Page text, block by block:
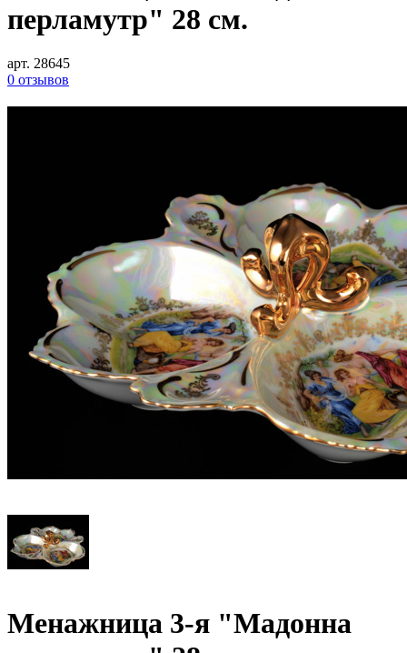
перламутр" 28 см.
арт. 28645
0 отзывов
Менажница 3-я "Мадонна